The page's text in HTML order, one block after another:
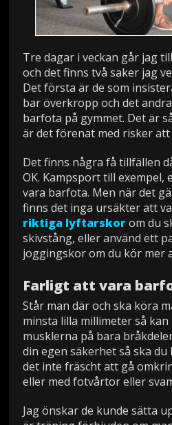
Tre dagar i veckan går jag
och det finns två saker jag
Det första är de som
bar överkropp och det
barfota på gymmet. Det är
är det förenat med risker
Det finns några få tillfällen
OK. Kampsport till exempel,
vara barfota. Men när det
finns det inga ursäkter att
riktiga lyftarskorom du
skivstång, eller använd ett
joggingskor om du kör mer
Farligt att vara
Står man där och ska köra
minsta lilla millimeter så
musklerna på bara
din egen säkerhet så ska du
det inte fräscht att gå
eller med fotvårtor eller
Jag önskar de kunde sätta